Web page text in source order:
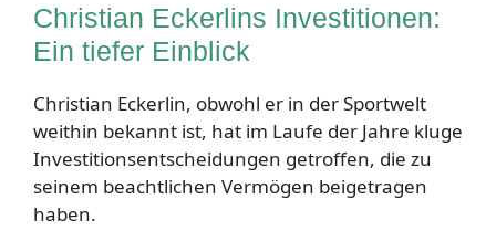
Christian Eckerlins Investitionen:
Ein tiefer Einblick
Christian Eckerlin, obwohl er in der Sportwelt
weithin bekannt ist, hat im Laufe der Jahre kluge
Investitionsentscheidungen getroffen, die zu
seinem beachtlichen Vermögen beigetragen
haben.